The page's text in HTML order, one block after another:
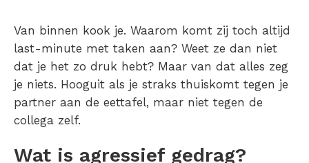
Van binnen kook je. Waarom komt zij toch altijd
last-minute met taken aan? Weet ze dan niet
dat je het zo druk hebt? Maar van dat alles zeg
je niets. Hooguit als je straks thuiskomt tegen je
partner aan de eettafel, maar niet tegen de
collega zelf.
Wat is agressief gedrag?